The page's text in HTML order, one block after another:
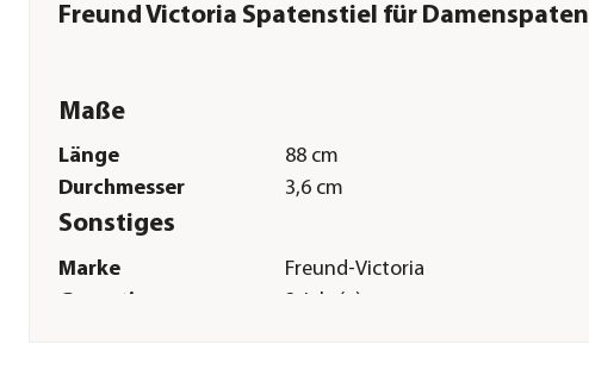
Freund Victoria Spatenstiel für Damenspaten
Maße
Länge
88 cm
Durchmesser
3,6 cm
Sonstiges
Marke
Freund-Victoria
Garantie
2 Jahr(e)